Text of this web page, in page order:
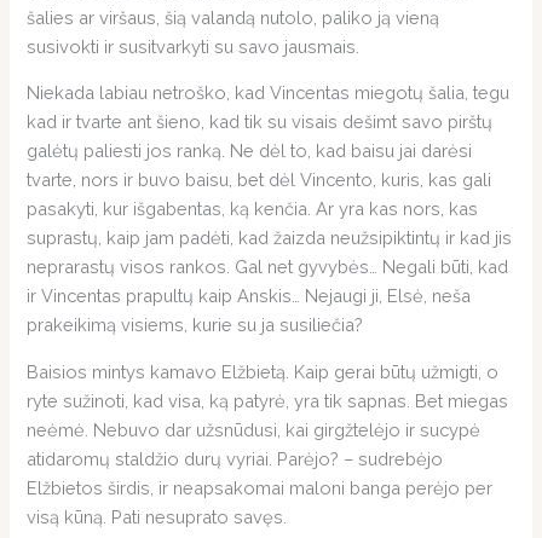
šalies ar viršaus, šią valandą nutolo, paliko ją vieną
susivokti ir susitvarkyti su savo jausmais.
Niekada labiau netroško, kad Vincentas miegotų šalia, tegu
kad ir tvarte ant šieno, kad tik su visais dešimt savo pirštų
galėtų paliesti jos ranką. Ne dėl to, kad baisu jai darėsi
tvarte, nors ir buvo baisu, bet dėl Vincento, kuris, kas gali
pasakyti, kur išgabentas, ką kenčia. Ar yra kas nors, kas
suprastų, kaip jam padėti, kad žaizda neužsipiktintų ir kad jis
neprarastų visos rankos. Gal net gyvybės… Negali būti, kad
ir Vincentas prapultų kaip Anskis… Nejaugi ji, Elsė, neša
prakeikimą visiems, kurie su ja susiliečia?
Baisios mintys kamavo Elžbietą. Kaip gerai būtų užmigti, o
ryte sužinoti, kad visa, ką patyrė, yra tik sapnas. Bet miegas
neėmė. Nebuvo dar užsnūdusi, kai girgžtelėjo ir sucypė
atidaromų staldžio durų vyriai. Parėjo? – sudrebėjo
Elžbietos širdis, ir neapsakomai maloni banga perėjo per
visą kūną. Pati nesuprato savęs.